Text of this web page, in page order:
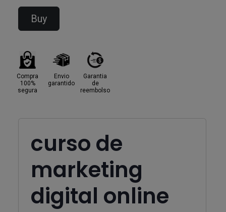
Buy
Compra
100%
segura
Envio
garantido
Garantia
de
reembolso
curso de
marketing
digital online